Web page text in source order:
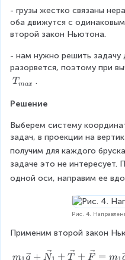
s
}
{
g
}
- грузы жестко связаны
оба движутся с
второй закон Ньютона.
- нам нужно решить задачу
разорвется, поэтому при
T
{
a
x
}
Tmax .
Решение
Выберем систему
задач, в проекции на
получим для каждого
задаче это не интересует.
одной оси, направим ее
Рис. 4.
Применим второй закон
m
m g + N + T + F = m